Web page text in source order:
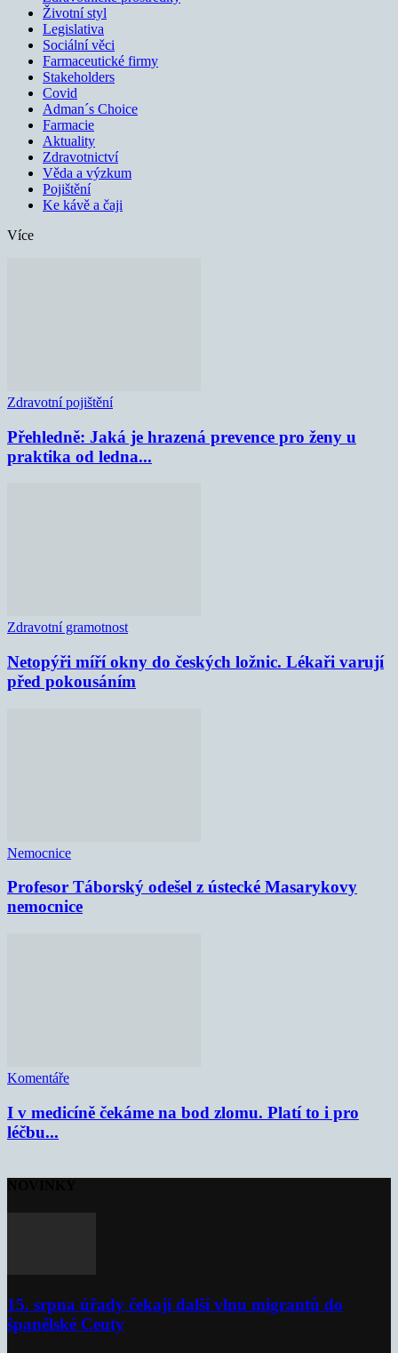
Životní styl
Legislativa
Sociální věci
Farmaceutické firmy
Stakeholders
Covid
Adman´s Choice
Farmacie
Aktuality
Zdravotnictví
Věda a výzkum
Pojištění
Ke kávě a čaji
Více
Zdravotní pojištění
Přehledně: Jaká je hrazená prevence pro ženy u
praktika od ledna...
Zdravotní gramotnost
Netopýři míří okny do českých ložnic. Lékaři varují
před pokousáním
Nemocnice
Profesor Táborský odešel z ústecké Masarykovy
nemocnice
Komentáře
I v medicíně čekáme na bod zlomu. Platí to i pro
léčbu...
15. srpna úřady čekají další vlnu migrantů do
španělské Ceuty